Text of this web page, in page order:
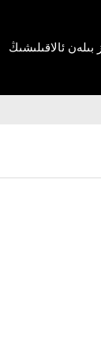
بىلەن ئالاقىلىشىڭ